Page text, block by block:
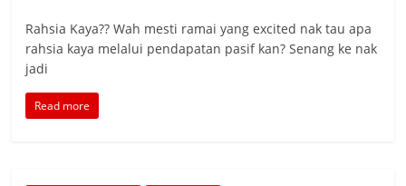
Rahsia Kaya?? Wah mesti ramai yang excited nak tau apa
rahsia kaya melalui pendapatan pasif kan? Senang ke nak
jadi
Read more